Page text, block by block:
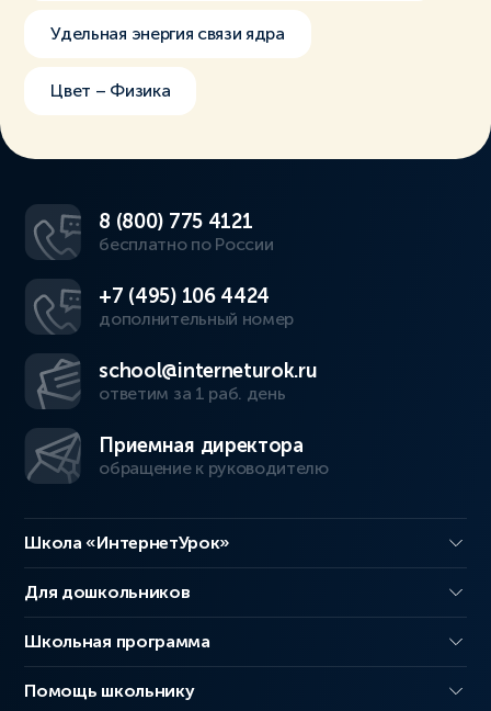
Удельная энергия связи ядра
Цвет – Физика
8 (800) 775 4121
бесплатно по России
+7 (495) 106 4424
дополнительный номер
school@interneturok.ru
ответим за 1 раб. день
Приемная директора
обращение к руководителю
Школа «ИнтернетУрок»
Для дошкольников
Школьная программа
Помощь школьнику